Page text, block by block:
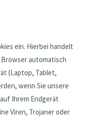
ein. Hierbei handelt
automatisch
(Laptop, Tablet,
wenn Sie unsere
Ihrem Endgerät
Viren, Trojaner oder